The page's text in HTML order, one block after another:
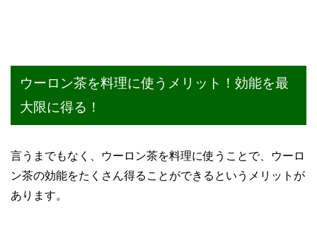
ウーロン茶を料理に使うメリット！効能を最
大限に得る！
言うまでもなく、ウーロン茶を料理に使うことで、ウーロ
ン茶の効能をたくさん得ることができるというメリットが
あります。